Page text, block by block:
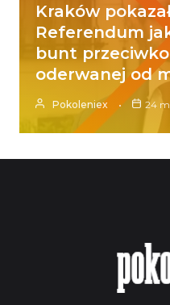
Kraków
Referendum
bunt przeciwko
oderwanej od
Pokoleniex 24